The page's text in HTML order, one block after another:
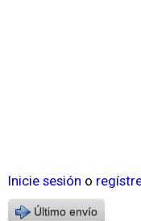
Inicie sesión o
Último envío